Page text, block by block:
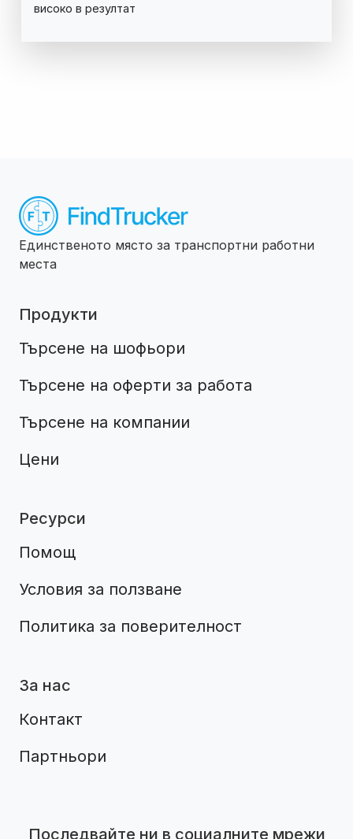
високо в резултат
Единственото място за транспортни работни
места
Продукти
Търсене на шофьори
Търсене на оферти за работа
Търсене на компании
Цени
Ресурси
Помощ
Условия за ползване
Политика за поверителност
За нас
Контакт
Партньори
Последвайте ни в социалните мрежи